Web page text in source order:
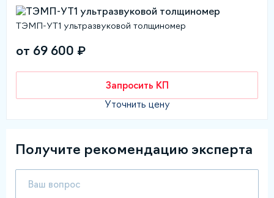
ТЭМП-УТ1 ультразвуковой толщиномер
от 69 600 ₽
Запросить КП
Уточнить цену
Получите рекомендацию эксперта